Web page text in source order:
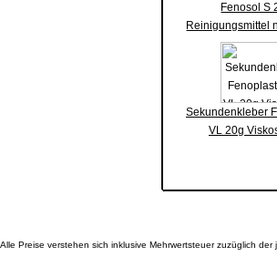
Fenosol S
Reinigungsmittel
Sekundenkleber
VL 20g
Alle Preise verstehen sich inklusive Mehrwertsteuer zuzüglich